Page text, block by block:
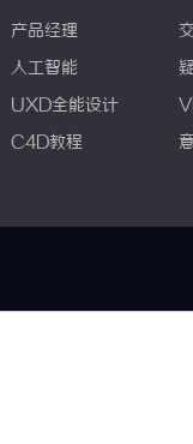
产品经理
人工智能
UXD全能设计
C4D教程